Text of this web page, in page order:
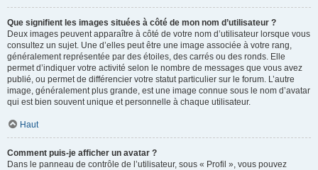
Que signifient les images situées à côté de mon nom d’utilisateur ?
Deux images peuvent apparaître à côté de votre nom d’utilisateur lorsque vous
consultez un sujet. Une d’elles peut être une image associée à votre rang,
généralement représentée par des étoiles, des carrés ou des ronds. Elle
permet d’indiquer votre activité selon le nombre de messages que vous avez
publié, ou permet de différencier votre statut particulier sur le forum. L’autre
image, généralement plus grande, est une image connue sous le nom d’avatar
qui est bien souvent unique et personnelle à chaque utilisateur.
Haut
Comment puis-je afficher un avatar ?
Dans le panneau de contrôle de l’utilisateur, sous « Profil », vous pouvez